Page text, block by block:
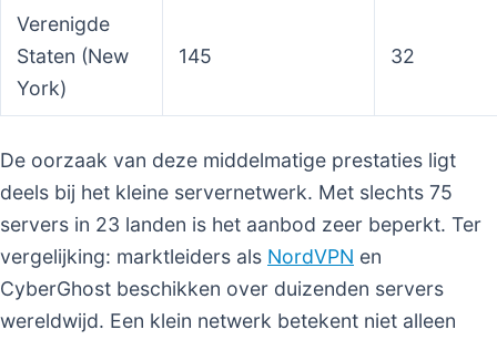
Verenigde
Staten (New
York)
145 32
De oorzaak van deze middelmatige prestaties ligt
deels bij het kleine servernetwerk. Met slechts 75
servers in 23 landen is het aanbod zeer beperkt. Ter
vergelijking: marktleiders als NordVPN en
CyberGhost beschikken over duizenden servers
wereldwijd. Een klein netwerk betekent niet alleen